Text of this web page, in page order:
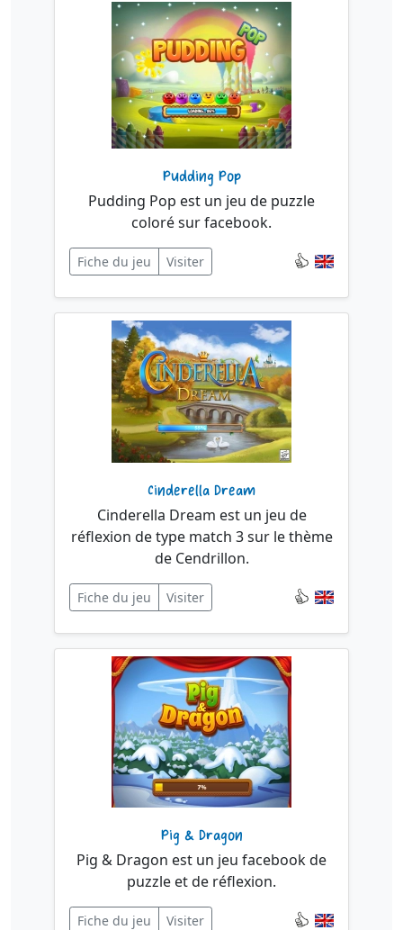
Pudding Pop
Pudding Pop est un jeu de puzzle
coloré sur facebook.
Fiche du jeu Visiter
Cinderella Dream
Cinderella Dream est un jeu de
réflexion de type match 3 sur le thème
de Cendrillon.
Fiche du jeu Visiter
Pig & Dragon
Pig & Dragon est un jeu facebook de
puzzle et de réflexion.
Fiche du jeu Visiter